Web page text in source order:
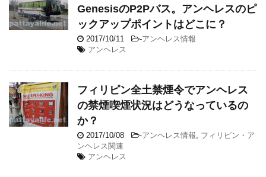
GenesisのP2Pバス。アンヘレスのピ
ックアップポイントはどこに？
2017/10/11 -アンヘレス情報
アンヘレス
フィリピン全土禁煙令でアンヘレス
の禁煙喫煙状況はどうなっているの
か？
2017/10/08 -アンヘレス情報
フィリピン・ア
ンヘレス関連
アンヘレス